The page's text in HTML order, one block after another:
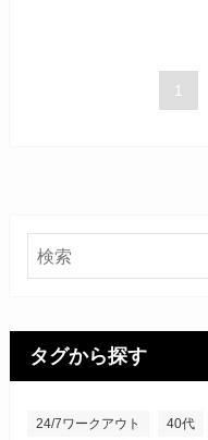
1
タグから探す
24/7ワークアウト 40代